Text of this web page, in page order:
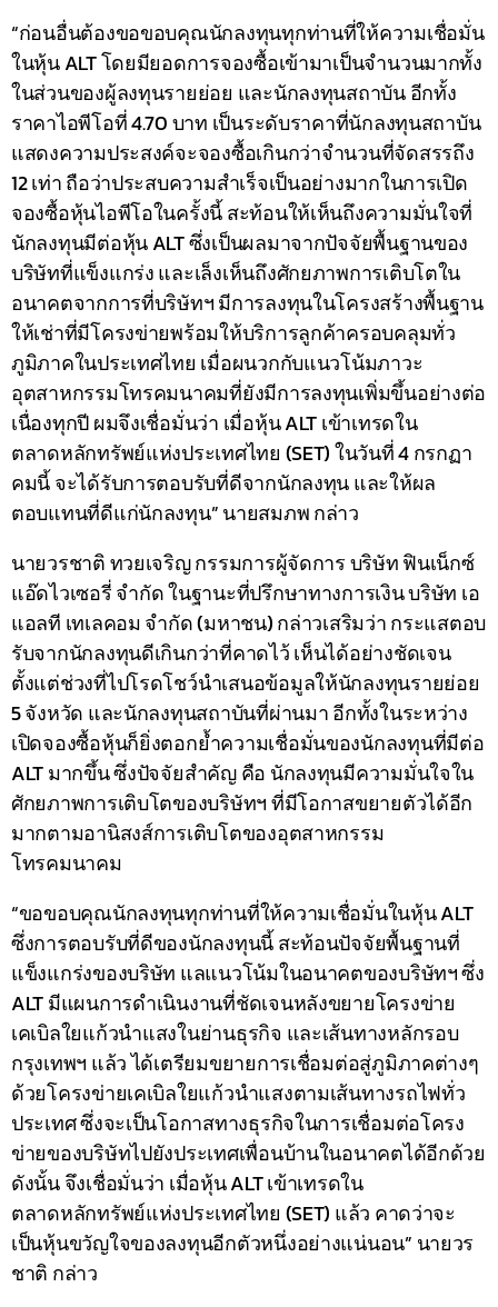
“ก่อนอื่นต้องขอขอบคุณนักลงทุนทุกท่านที่ให้ความเชื่อมั่น
ในหุ้น ALT โดยมียอดการจองซื้อเข้ามาเป็นจำนวนมากทั้ง
ในส่วนของผู้ลงทุนรายย่อย และนักลงทุนสถาบัน อีกทั้ง
ราคาไอพีโอที่ 4.70 บาท เป็นระดับราคาที่นักลงทุนสถาบัน
แสดงความประสงค์จะจองซื้อเกินกว่าจำนวนที่จัดสรรถึง
12 เท่า ถือว่าประสบความสำเร็จเป็นอย่างมากในการเปิด
จองซื้อหุ้นไอพีโอในครั้งนี้ สะท้อนให้เห็นถึงความมั่นใจที่
นักลงทุนมีต่อหุ้น ALT ซึ่งเป็นผลมาจากปัจจัยพื้นฐานของ
บริษัทที่แข็งแกร่ง และเล็งเห็นถึงศักยภาพการเติบโตใน
อนาคตจากการที่บริษัทฯ มีการลงทุนในโครงสร้างพื้นฐาน
ให้เช่าที่มีโครงข่ายพร้อมให้บริการลูกค้าครอบคลุมทั่ว
ภูมิภาคในประเทศไทย เมื่อผนวกกับแนวโน้มภาวะ
อุตสาหกรรมโทรคมนาคมที่ยังมีการลงทุนเพิ่มขึ้นอย่างต่อ
เนื่องทุกปี ผมจึงเชื่อมั่นว่า เมื่อหุ้น ALT เข้าเทรดใน
ตลาดหลักทรัพย์แห่งประเทศไทย (SET) ในวันที่ 4 กรกฏา
คมนี้ จะได้รับการตอบรับที่ดีจากนักลงทุน และให้ผล
ตอบแทนที่ดีแก่นักลงทุน” นายสมภพ กล่าว
นายวรชาติ ทวยเจริญ กรรมการผู้จัดการ บริษัท ฟินเน็กซ์
แอ๊ดไวเซอรี่ จำกัด ในฐานะที่ปรึกษาทางการเงิน บริษัท เอ
แอลที เทเลคอม จำกัด (มหาชน) กล่าวเสริมว่า กระแสตอบ
รับจากนักลงทุนดีเกินกว่าที่คาดไว้ เห็นได้อย่างชัดเจน
ตั้งแต่ช่วงที่ไปโรดโชว์นำเสนอข้อมูลให้นักลงทุนรายย่อย
5 จังหวัด และนักลงทุนสถาบันที่ผ่านมา อีกทั้งในระหว่าง
เปิดจองซื้อหุ้นก็ยิ่งตอกย้ำความเชื่อมั่นของนักลงทุนที่มีต่อ
ALT มากขึ้น ซึ่งปัจจัยสำคัญ คือ นักลงทุนมีความมั่นใจใน
ศักยภาพการเติบโตของบริษัทฯ ที่มีโอกาสขยายตัวได้อีก
มากตามอานิสงส์การเติบโตของอุตสาหกรรม
โทรคมนาคม
“ขอขอบคุณนักลงทุนทุกท่านที่ให้ความเชื่อมั่นในหุ้น ALT
ซึ่งการตอบรับที่ดีของนักลงทุนนี้ สะท้อนปัจจัยพื้นฐานที่
แข็งแกร่งของบริษัท แลแนวโน้มในอนาคตของบริษัทฯ ซึ่ง
ALT มีแผนการดำเนินงานที่ชัดเจนหลังขยายโครงข่าย
เคเบิลใยแก้วนำแสงในย่านธุรกิจ และเส้นทางหลักรอบ
กรุงเทพฯ แล้ว ได้เตรียมขยายการเชื่อมต่อสู่ภูมิภาคต่างๆ
ด้วยโครงข่ายเคเบิลใยแก้วนำแสงตามเส้นทางรถไฟทั่ว
ประเทศ ซึ่งจะเป็นโอกาสทางธุรกิจในการเชื่อมต่อโครง
ข่ายของบริษัทไปยังประเทศเพื่อนบ้านในอนาคตได้อีกด้วย
ดังนั้น จึงเชื่อมั่นว่า เมื่อหุ้น ALT เข้าเทรดใน
ตลาดหลักทรัพย์แห่งประเทศไทย (SET) แล้ว คาดว่าจะ
เป็นหุ้นขวัญใจของลงทุนอีกตัวหนึ่งอย่างแน่นอน” นายวร
ชาติ กล่าว